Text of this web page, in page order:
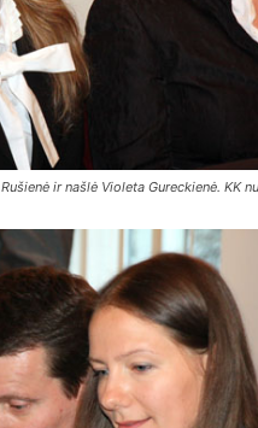
ir našlė Violeta Gureckienė. KK